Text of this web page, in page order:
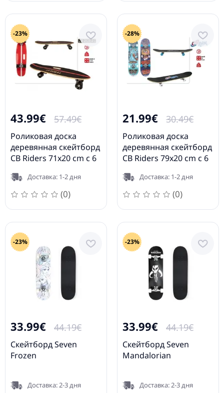
-23%
43.99€ 57.49€
Роликовая доска
деревянная скейтборд
CB Riders 71x20 cm с 6
Доставка: 1-2 дня
(0)
-28%
21.99€ 30.49€
Роликовая доска
деревянная скейтборд
CB Riders 79x20 cm с 6
цвета CB43099
Доставка: 1-2 дня
(0)
-23%
33.99€ 44.19€
Скейтборд Seven
Frozen
Доставка: 2-3 дня
-23%
33.99€ 44.19€
Скейтборд Seven
Mandalorian
Доставка: 2-3 дня